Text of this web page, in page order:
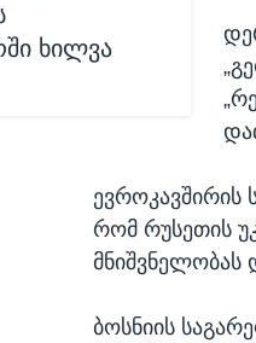
ხილვა
რომ რუსეთის
მნიშვნელობას
ბოსნიის